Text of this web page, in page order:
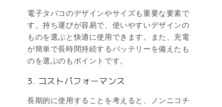
電子タバコのデザインやサイズも重要な要素で
す。持ち運びが容易で、使いやすいデザインの
ものを選ぶと快適に使用できます。また、充電
が簡単で長時間持続するバッテリーを備えたも
のを選ぶのもポイントです。
3. コストパフォーマンス
長期的に使用することを考えると、ノンニコチ